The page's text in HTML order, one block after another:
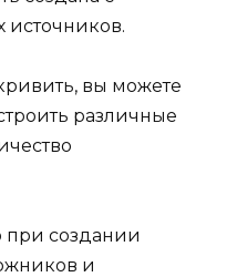
вы можете
различные
при создании
и